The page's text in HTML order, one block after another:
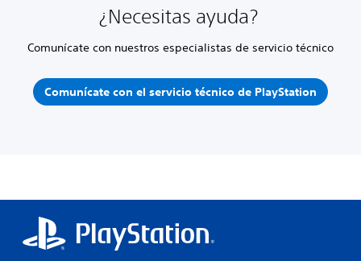
¿Necesitas ayuda?
Comunícate con nuestros especialistas de servicio técnico
Comunícate con el servicio técnico de PlayStation